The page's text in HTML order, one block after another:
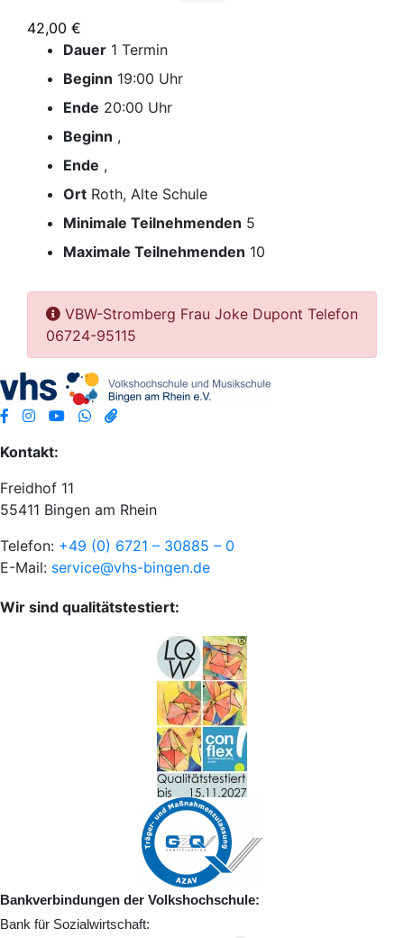
42,00 €
Dauer 1 Termin
Beginn 19:00 Uhr
Ende 20:00 Uhr
Beginn ,
Ende ,
Ort Roth, Alte Schule
Minimale Teilnehmenden 5
Maximale Teilnehmenden 10
VBW-Stromberg Frau Joke Dupont Telefon
06724-95115
Kontakt:
Freidhof 11
55411 Bingen am Rhein
Telefon: +49 (0) 6721 – 30885 – 0
E-Mail: service@vhs-bingen.de
Wir sind qualitätstestiert:
Bankverbindungen der Volkshochschule:
Bank für Sozialwirtschaft: